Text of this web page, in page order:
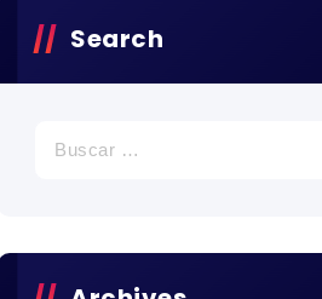
Search